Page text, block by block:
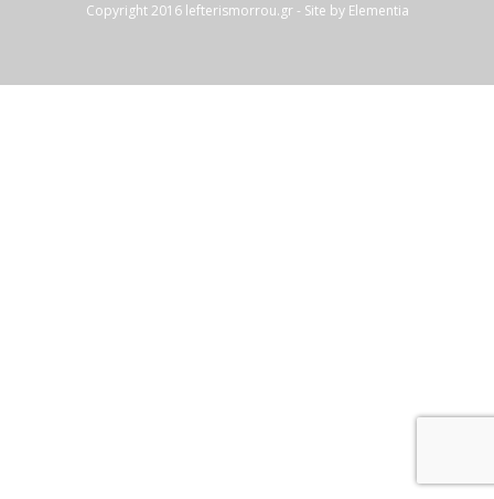
Copyright 2016 lefterismorrou.gr- Site by Elementia